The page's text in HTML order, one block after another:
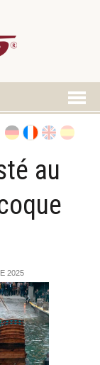
au
2025